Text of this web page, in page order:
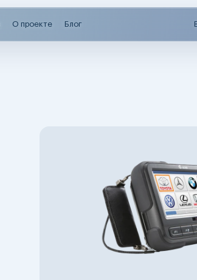
О проекте Блог